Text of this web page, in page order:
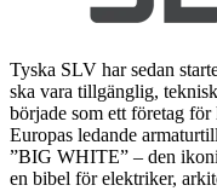
Tyska SLV har sedan
ska vara tillgänglig,
började som ett företag
Europas ledande
”BIG WHITE” – den
en bibel för elektriker,